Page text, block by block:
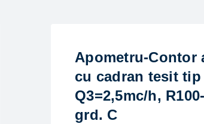
Apometru-Contor
cu cadran tesit tip
Q3=2,5mc/h,
grd. C